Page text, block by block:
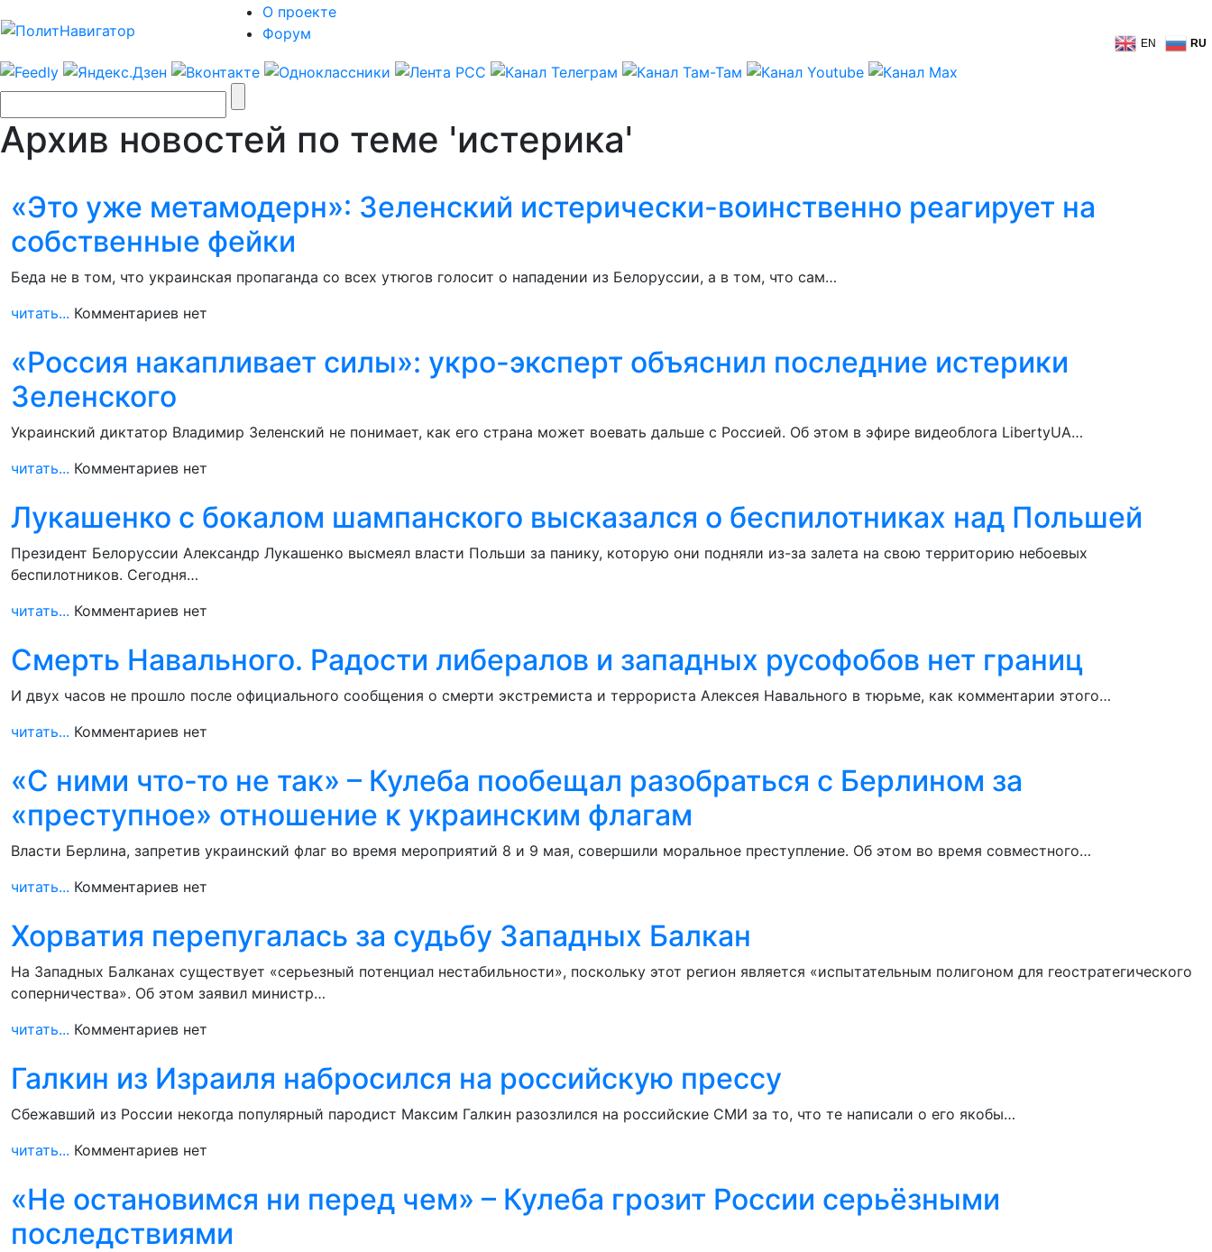
О проекте
Форум
EN RU
Архив новостей по теме 'истерика'
«Это уже метамодерн»: Зеленский истерически-воинственно реагирует на
собственные фейки
Беда не в том, что украинская пропаганда со всех утюгов голосит о нападении из Белоруссии, а в том, что сам…
читать... Комментариев нет
«Россия накапливает силы»: укро-эксперт объяснил последние истерики
Зеленского
Украинский диктатор Владимир Зеленский не понимает, как его страна может воевать дальше с Россией. Об этом в эфире видеоблога LibertyUA…
читать... Комментариев нет
Лукашенко с бокалом шампанского высказался о беспилотниках над Польшей
Президент Белоруссии Александр Лукашенко высмеял власти Польши за панику, которую они подняли из-за залета на свою территорию небоевых
беспилотников. Сегодня…
читать... Комментариев нет
Смерть Навального. Радости либералов и западных русофобов нет границ
И двух часов не прошло после официального сообщения о смерти экстремиста и террориста Алексея Навального в тюрьме, как комментарии этого…
читать... Комментариев нет
«С ними что-то не так» – Кулеба пообещал разобраться с Берлином за
«преступное» отношение к украинским флагам
Власти Берлина, запретив украинский флаг во время мероприятий 8 и 9 мая, совершили моральное преступление. Об этом во время совместного…
читать... Комментариев нет
Хорватия перепугалась за судьбу Западных Балкан
На Западных Балканах существует «серьезный потенциал нестабильности», поскольку этот регион является «испытательным полигоном для геостратегического
соперничества». Об этом заявил министр…
читать... Комментариев нет
Галкин из Израиля набросился на российскую прессу
Сбежавший из России некогда популярный пародист Максим Галкин разозлился на российские СМИ за то, что те написали о его якобы…
читать... Комментариев нет
«Не остановимся ни перед чем» – Кулеба грозит России серьёзными
последствиями